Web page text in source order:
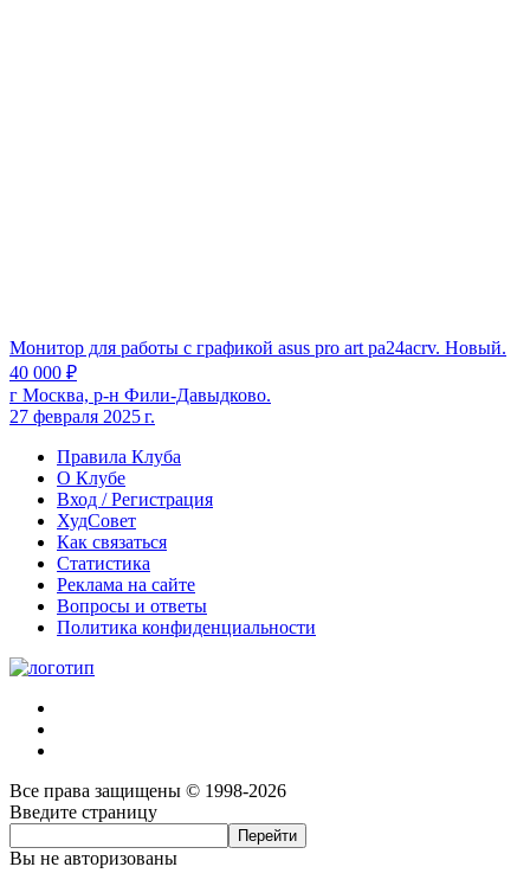
Монитор для работы с графикой asus pro art pa24acrv. Новый.
40 000 ₽
г Москва, р-н Фили-Давыдково.
27 февраля 2025 г.
Правила Клуба
О Клубе
Вход / Регистрация
ХудСовет
Как связаться
Статистика
Реклама на сайте
Вопросы и ответы
Политика конфиденциальности
Все права защищены © 1998-2026
Введите страницу
Вы не авторизованы